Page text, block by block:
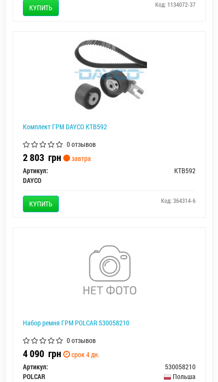
КУПИТЬ Код: 1134072-37
Комплект ГРМ DAYCO KTB592
0 отзывов
2 803 грн
завтра
Артикул:
KTB592
DAYCO
КУПИТЬ Код: 364314-6
Набор ремня ГРМ POLCAR 530058210
0 отзывов
4 090 грн
срок 4 дн.
Артикул:
530058210
POLCAR
Польша